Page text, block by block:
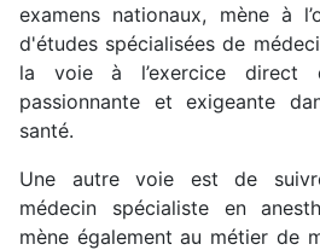
examens nationaux, mène à
d'études spécialisées de
la voie à l’exercice direct
passionnante et exigeante
santé.
Une autre voie est de
médecin spécialiste en
mène également au métier de